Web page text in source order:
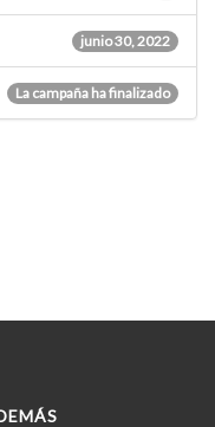
junio 30, 2022
La campaña ha finalizado